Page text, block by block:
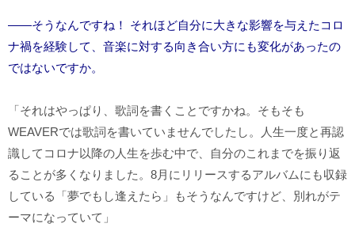
――そうなんですね！ それほど自分に大きな影響を与えたコロ
ナ禍を経験して、音楽に対する向き合い方にも変化があったの
ではないですか。
「それはやっぱり、歌詞を書くことですかね。そもそも
WEAVERでは歌詞を書いていませんでしたし。人生一度と再認
識してコロナ以降の人生を歩む中で、自分のこれまでを振り返
ることが多くなりました。8月にリリースするアルバムにも収録
している「夢でもし逢えたら」もそうなんですけど、別れがテ
ーマになっていて」